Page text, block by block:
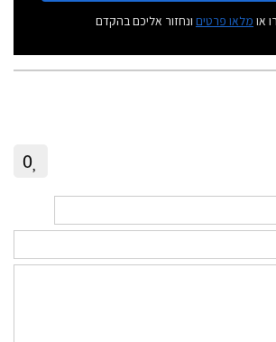
או מלאו פרטים ונחזור אליכם בהקדם
0